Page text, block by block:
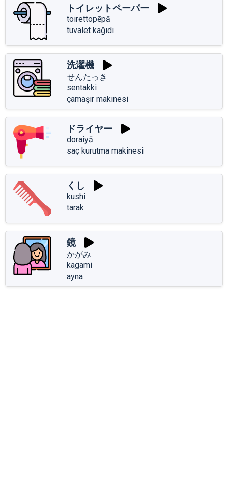
トイレットペーパー
toirettopēpā
tuvalet kağıdı
洗濯機
せんたっき
sentakki
çamaşır makinesi
ドライヤー
doraiyā
saç kurutma makinesi
くし
kushi
tarak
鏡
かがみ
kagami
ayna